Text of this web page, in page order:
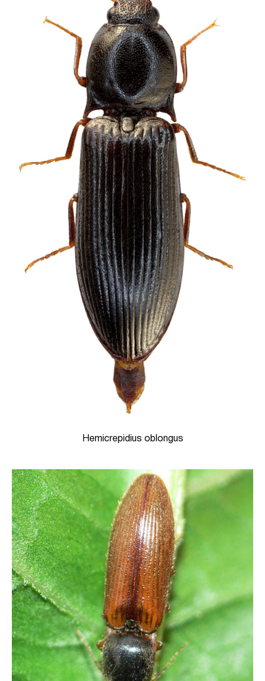
Hemicrepidius oblongus